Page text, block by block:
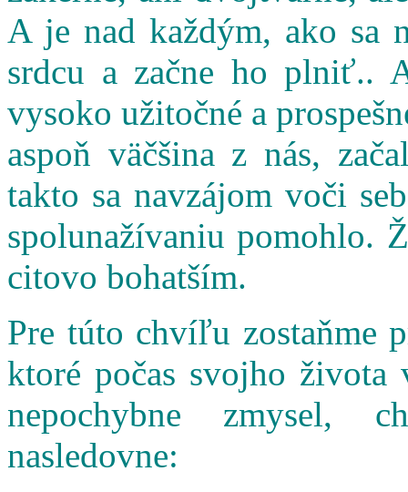
A je nad každým, ako sa
srdcu a začne ho plniť..
vysoko užitočné a
aspoň väčšina z nás,
takto sa navzájom voči
spolunažívaniu pomohlo.
citovo bohatším.
Pre túto chvíľu zostaňme
ktoré počas svojho
nepochybne zmysel,
nasledovne: